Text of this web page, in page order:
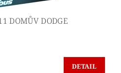
DOMŮV DODGE
DETAIL